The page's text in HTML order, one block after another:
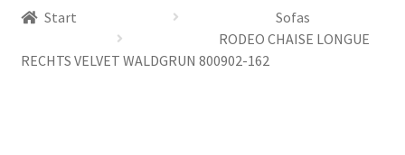
Kataloge Landhaus
Start
Sofas
RODEO CHAISE LONGUE
RECHTS VELVET WALDGRUN 800902-162